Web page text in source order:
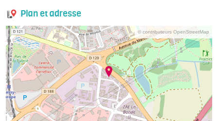
Plan et adresse
© contributeurs OpenStreetMap